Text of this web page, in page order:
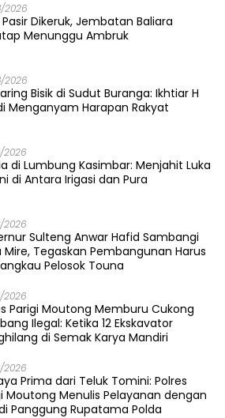
2026
Dikeruk, Jembatan Baliara
Menunggu Ambruk
2026
Bisik di Sudut Buranga: Ikhtiar H
Menganyam Harapan Rakyat
2026
di Lumbung Kasimbar: Menjahit Luka
di Antara Irigasi dan Pura
2026
Sulteng Anwar Hafid Sambangi
Mire, Tegaskan Pembangunan Harus
Pelosok Touna
2026
Parigi Moutong Memburu Cukong
Ilegal: Ketika 12 Ekskavator
di Semak Karya Mandiri
2026
Prima dari Teluk Tomini: Polres
Moutong Menulis Pelayanan dengan
Panggung Rupatama Polda